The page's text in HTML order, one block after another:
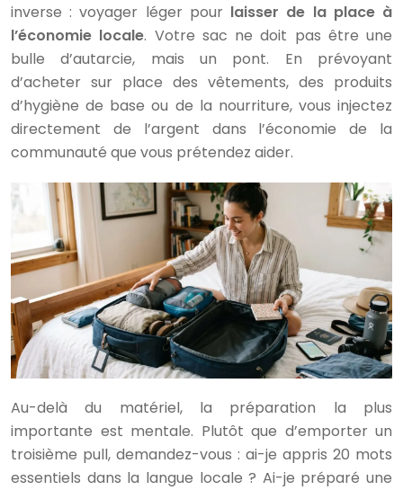
inverse : voyager léger pour laisser de la place à
l’économie locale. Votre sac ne doit pas être une
bulle d’autarcie, mais un pont. En prévoyant
d’acheter sur place des vêtements, des produits
d’hygiène de base ou de la nourriture, vous injectez
directement de l’argent dans l’économie de la
communauté que vous prétendez aider.
Au-delà du matériel, la préparation la plus
importante est mentale. Plutôt que d’emporter un
troisième pull, demandez-vous : ai-je appris 20 mots
essentiels dans la langue locale ? Ai-je préparé une